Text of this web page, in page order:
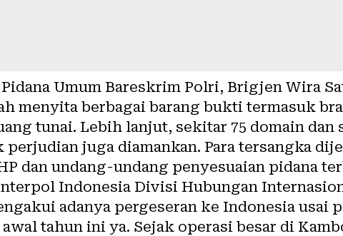
Umum Bareskrim Polri, Brigjen Wira
menyita berbagai barang bukti termasuk
tunai. Lebih lanjut, sekitar 75 domain dan
juga diamankan. Para tersangka
dan undang-undang penyesuaian pidana
Indonesia Divisi Hubungan
adanya pergeseran ke Indonesia usai
tahun ini ya. Sejak operasi besar di